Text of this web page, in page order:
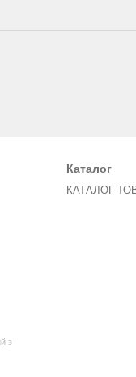
з
Каталог
КАТАЛОГ